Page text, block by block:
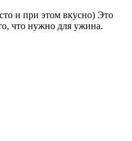
и при этом вкусно) Это
что нужно для ужина.